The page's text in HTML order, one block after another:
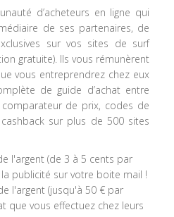
d’acheteurs en ligne qui
de ses partenaires, de
sur vos sites de surf
gratuite). Ils vous rémunèrent
vous entreprendrez chez eux
de guide d’achat entre
de prix, codes de
sur plus de 500 sites
l'argent (de 3 à 5 cents par
publicité sur votre boite mail !
l'argent (jusqu'à 50 € par
que vous effectuez chez leurs